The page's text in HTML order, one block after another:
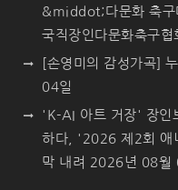
&middot;다문화 축구
국직장인다문화축구협
[손영미의 감성가곡]
04일
'K-AI 아트 거장' 장인
하다, '2026 제2회 애
막 내려 2026년 08월